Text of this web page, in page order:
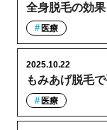
全身脱毛の効
医療
もみあげ脱毛
2025.10.22
医療